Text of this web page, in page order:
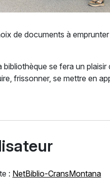
de documents à
se fera un
frissonner, se mettre en
: NetBiblio-CransMontana